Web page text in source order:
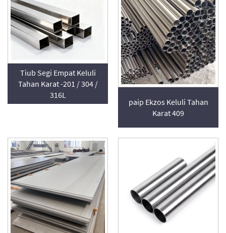
Tiub Segi Empat Keluli
Tahan Karat -201 / 304 /
316L
paip Ekzos Keluli Tahan
Karat 409